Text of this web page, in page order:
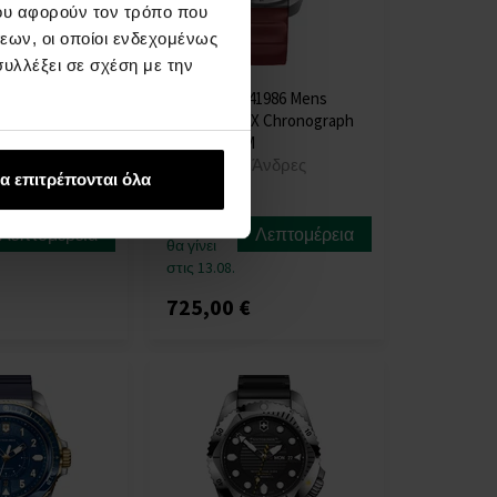
αφορούν τον τρόπο που
οι οποίοι ενδεχομένως
σε σχέση με την
επιτρέπονται όλα
Victorinox 241986 Mens
Watch I.N.O.X Chronograph
43mm 20ATM
ΡΟΛΟΓΙΑ - Άνδρες
θα γίνει
στις 13.08.
Λεπτομέρεια
725,00 €